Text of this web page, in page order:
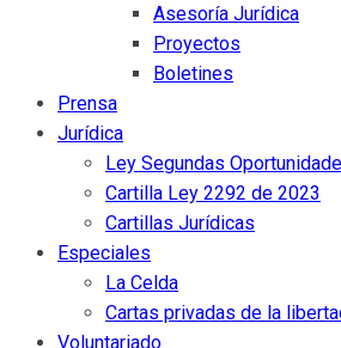
Asesoría Jurídica
Proyectos
Boletines
Prensa
Jurídica
Ley Segundas
Cartilla Ley 2292 de 2023
Cartillas Jurídicas
Especiales
La Celda
Cartas privadas de la
Voluntariado